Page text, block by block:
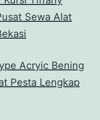
Sewa Alat
Acryic Bening
Pesta Lengkap